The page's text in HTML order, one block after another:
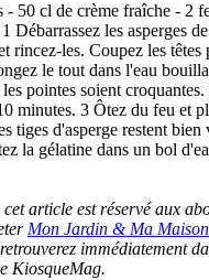
- 50 cl de crème fraîche - 2
Débarrassez les asperges
rincez-les. Coupez les
le tout dans l'eau
pointes soient
minutes. 3 Ôtez du feu et
tiges d'asperge restent bien
la gélatine dans un bol
article est réservé aux
Mon Jardin & Ma Maison
immédiatement
KiosqueMag.